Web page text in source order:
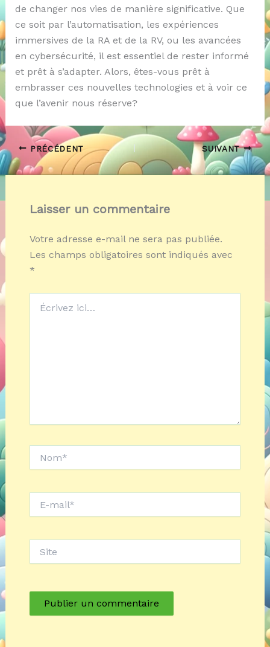
de changer nos vies de manière significative. Que
ce soit par l’automatisation, les expériences
immersives de la RA et de la RV, ou les avancées
en cybersécurité, il est essentiel de rester informé
et prêt à s’adapter. Alors, êtes-vous prêt à
embrasser ces nouvelles technologies et à voir ce
que l’avenir nous réserve?
PRÉCÉDENT SUIVANT
Laisser un commentaire
Votre adresse e-mail ne sera pas publiée.
Les champs obligatoires sont indiqués avec
*
ici…
mail*